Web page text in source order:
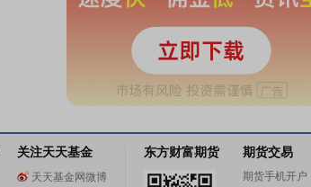
关注天天基金
天天基金网微博
东方财富期货 期货交易
期货手机开户